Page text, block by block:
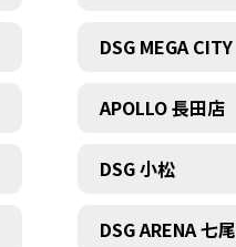
DSG MEGA CITY
APOLLO 長田店
DSG 小松
DSG ARENA 七